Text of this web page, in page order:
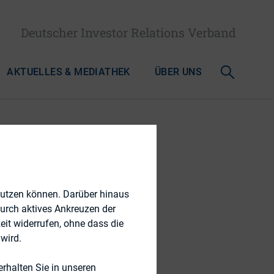
Deutscher Investor Relations Verband
AKTUELLES & MEDIATHEK ÜBER UNS
können. Darüber hinaus
aktives Ankreuzen der
widerrufen, ohne dass die
Sie in unseren